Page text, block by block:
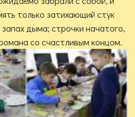
только затихающий стук
дыма; строчки начатого,
со счастливым концом.